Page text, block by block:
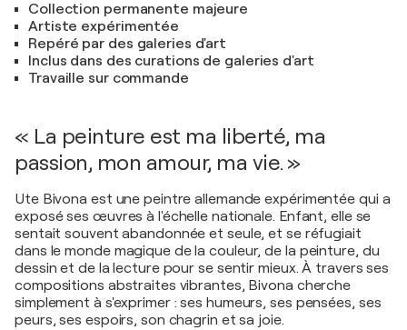
Collection permanente majeure
Artiste expérimentée
Repéré par des galeries d'art
Inclus dans des curations de galeries d'art
Travaille sur commande
« La peinture est ma liberté, ma
passion, mon amour, ma vie. »
Ute Bivona est une peintre allemande expérimentée qui a
exposé ses œuvres à l'échelle nationale. Enfant, elle se
sentait souvent abandonnée et seule, et se réfugiait
dans le monde magique de la couleur, de la peinture, du
dessin et de la lecture pour se sentir mieux. À travers ses
compositions abstraites vibrantes, Bivona cherche
simplement à s'exprimer : ses humeurs, ses pensées, ses
peurs, ses espoirs, son chagrin et sa joie.